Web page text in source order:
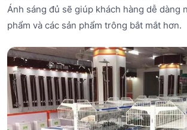
Ánh sáng đủ sẽ giúp khách hàng dễ dàng
phẩm và các sản phẩm trông bắt mắt hơn.